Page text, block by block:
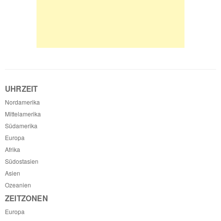
UHRZEIT
Nordamerika
Mittelamerika
Südamerika
Europa
Afrika
Südostasien
Asien
Ozeanien
ZEITZONEN
Europa